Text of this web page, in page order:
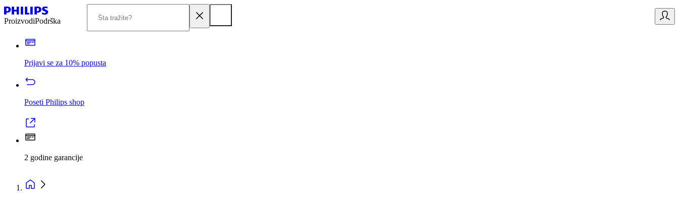
ProizvodiPodrška
Prijavi se za 10% popusta
Poseti Philips shop
2 godine garancije